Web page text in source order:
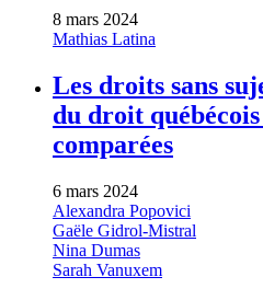
8 mars 2024
Mathias Latina
Les droits sans
du droit
comparées
6 mars 2024
Alexandra Popovici
Gaële Gidrol-Mistral
Nina Dumas
Sarah Vanuxem